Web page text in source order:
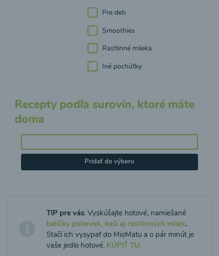
Pre deti
Smoothies
Rastlinné mlieka
Iné pochúťky
Recepty podľa surovín, ktoré máte
doma
Pridať do výberu
TIP pre vás: Vyskúšajte hotové, namiešané
balíčky polievok, kaší aj rastlinných mliek.
Stačí ich vysypať do MioMatu a o pár minút je
vaše jedlo hotové. KÚPIŤ TU